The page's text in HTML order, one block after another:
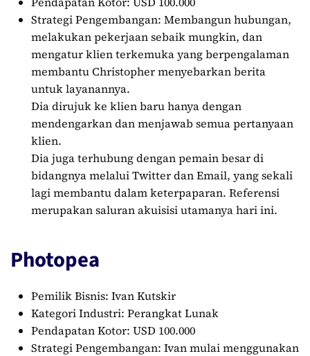
Strategi Pengembangan: Membangun hubungan,
melakukan pekerjaan sebaik mungkin, dan
mengatur klien terkemuka yang berpengalaman
membantu Christopher menyebarkan berita
untuk layanannya.
Dia dirujuk ke klien baru hanya dengan
mendengarkan dan menjawab semua pertanyaan
klien.
Dia juga terhubung dengan pemain besar di
bidangnya melalui Twitter dan Email, yang sekali
lagi membantu dalam keterpaparan. Referensi
merupakan saluran akuisisi utamanya hari ini.
Photopea
Pemilik Bisnis: Ivan Kutskir
Kategori Industri: Perangkat Lunak
Pendapatan Kotor: USD 100.000
Strategi Pengembangan: Ivan mulai menggunakan